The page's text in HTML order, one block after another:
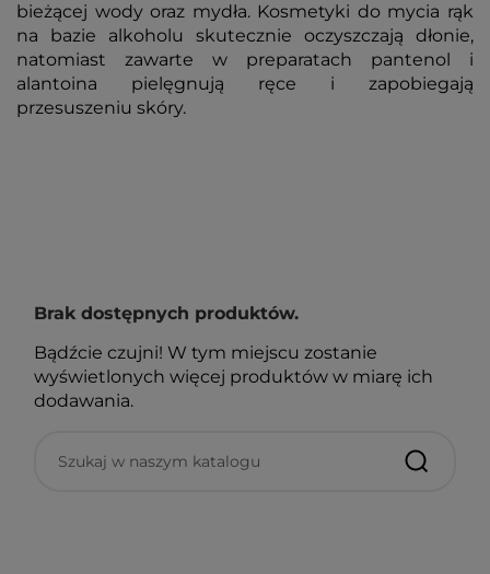
bieżącej wody oraz mydła. Kosmetyki do mycia rąk
na bazie alkoholu skutecznie oczyszczają dłonie,
natomiast zawarte w preparatach pantenol i
alantoina pielęgnują ręce i zapobiegają
przesuszeniu skóry.
Brak dostępnych produktów.
Bądźcie czujni! W tym miejscu zostanie
wyświetlonych więcej produktów w miarę ich
dodawania.